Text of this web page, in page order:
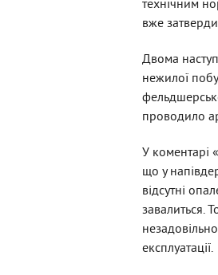
технічним
вже
Двома
нежилої
проводило
У коментарі
що у
відсутні
завалиться.
експлуатації.